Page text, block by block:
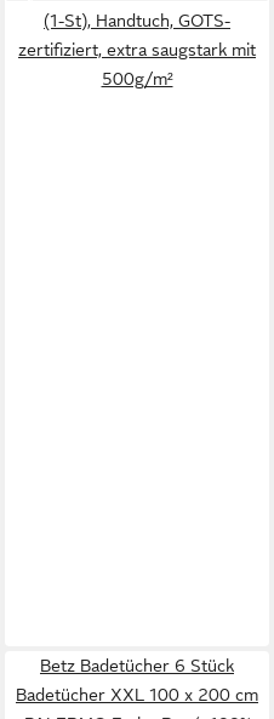
(1-St), Handtuch, GOTS-
zertifiziert, extra saugstark mit
500g/m²
Betz Badetücher 6 Stück
Badetücher XXL 100 x 200 cm